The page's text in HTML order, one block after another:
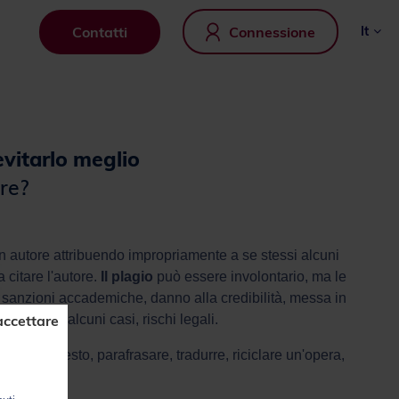
Contatti Connessione it
meglio
autore attribuendo impropriamente a se stessi alcuni
citare l'autore.
Il plagio può essere involontario, ma le
sanzioni accademiche, danno alla credibilità, messa in
e, in alcuni casi, rischi legali.
un testo, parafrasare, tradurre, riciclare un'opera,